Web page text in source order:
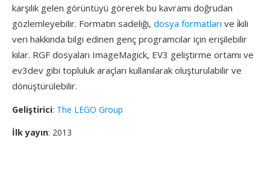
karşılık gelen görüntüyü görerek bu kavramı doğrudan
gözlemleyebilir. Formatın sadeliği, dosya formatları ve i̇kili
veri hakkında bilgi edinen genç programcılar için erişilebilir
kılar. RGF dosyaları ImageMagick, EV3 geliştirme ortamı ve
ev3dev gibi topluluk araçları kullanılarak oluşturulabilir ve
dönüştürülebilir.
Geliştirici: The LEGO Group
İlk yayın: 2013